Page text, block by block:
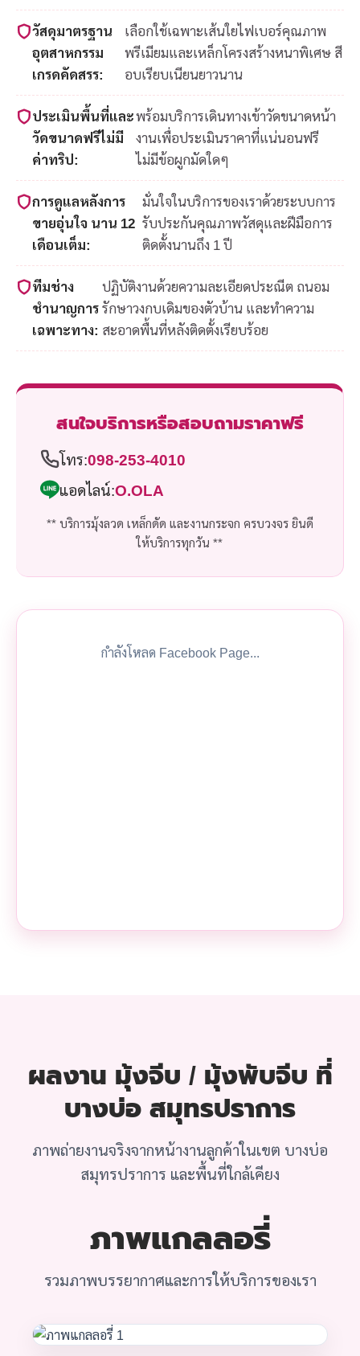
วัสดุมาตรฐาน
อุตสาหกรรม
เกรดคัดสรร:
เลือกใช้เฉพาะเส้นใยไฟเบอร์คุณภาพ
พรีเมียมและเหล็กโครงสร้างหนาพิเศษ สี
อบเรียบเนียนยาวนาน
ประเมินพื้นที่และ
วัดขนาดฟรีไม่มี
ค่าทริป:
พร้อมบริการเดินทางเข้าวัดขนาดหน้า
งานเพื่อประเมินราคาที่แน่นอนฟรี
ไม่มีข้อผูกมัดใดๆ
การดูแลหลังการ
ขายอุ่นใจ นาน 12
เดือนเต็ม:
มั่นใจในบริการของเราด้วยระบบการ
รับประกันคุณภาพวัสดุและฝีมือการ
ติดตั้งนานถึง 1 ปี
ทีมช่าง
ชำนาญการ
เฉพาะทาง:
ปฏิบัติงานด้วยความละเอียดประณีต ถนอม
รักษาวงกบเดิมของตัวบ้าน และทำความ
สะอาดพื้นที่หลังติดตั้งเรียบร้อย
สนใจบริการหรือสอบถามราคาฟรี
โทร:098-253-4010
แอดไลน์:O.OLA
** บริการมุ้งลวด เหล็กดัด และงานกระจก ครบวงจร ยินดี
ให้บริการทุกวัน **
กำลังโหลด Facebook Page...
ผลงาน มุ้งจีบ / มุ้งพับจีบ ที่
บางบ่อ สมุทรปราการ
ภาพถ่ายงานจริงจากหน้างานลูกค้าในเขต บางบ่อ
สมุทรปราการ และพื้นที่ใกล้เคียง
ภาพแกลลอรี่
รวมภาพบรรยากาศและการให้บริการของเรา